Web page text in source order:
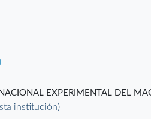
EXPERIMENTAL DEL
institución)